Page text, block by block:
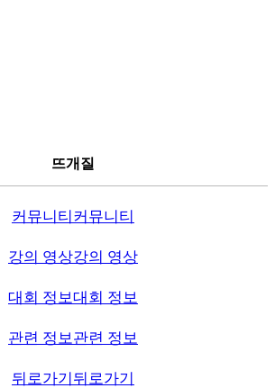
뜨개질
커뮤니티 커뮤니티
강의 영상강의 영상
대회 정보대회 정보
관련 정보 관련 정보
뒤로가기 뒤로가기